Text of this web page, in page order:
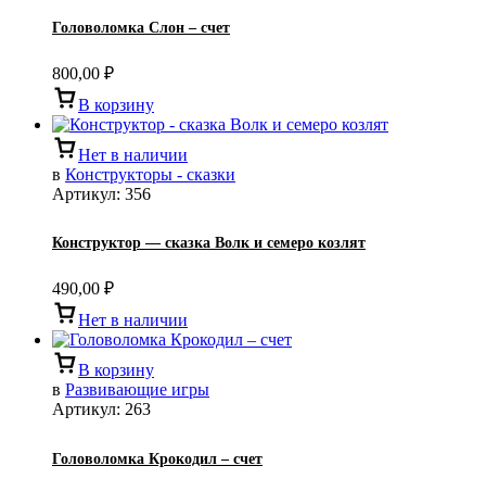
Головоломка Слон – счет
800,00 ₽
В корзину
Нет в наличии
в Конструкторы - сказки
Артикул: 356
Конструктор — сказка Волк и семеро козлят
490,00 ₽
Нет в наличии
В корзину
в Развивающие игры
Артикул: 263
Головоломка Крокодил – счет